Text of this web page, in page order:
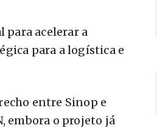
para acelerar a
para a logística e
entre Sinop e
embora o projeto já